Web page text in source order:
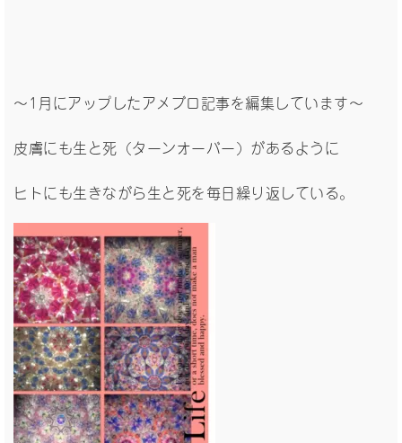
〜1月にアップしたアメブロ記事を編集しています〜
皮膚にも生と死（ターンオーバー）があるように
ヒトにも生きながら生と死を毎日繰り返している。